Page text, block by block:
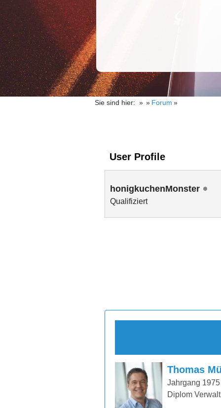
Sie sind hier: Forum
User Profile
honigkuchenMonster
Qualifiziert
Thomas
Jahrgang 1975
Diplom